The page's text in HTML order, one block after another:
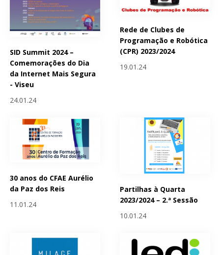
SID Summit 2024 –
Comemorações do Dia
da Internet Mais Segura
- Viseu
24.01.24
Rede de Clubes de
Programação e Robótica
(CPR) 2023/2024
19.01.24
30 anos do CFAE Aurélio
da Paz dos Reis
11.01.24
Partilhas à Quarta
2023/2024 – 2.ª Sessão
10.01.24